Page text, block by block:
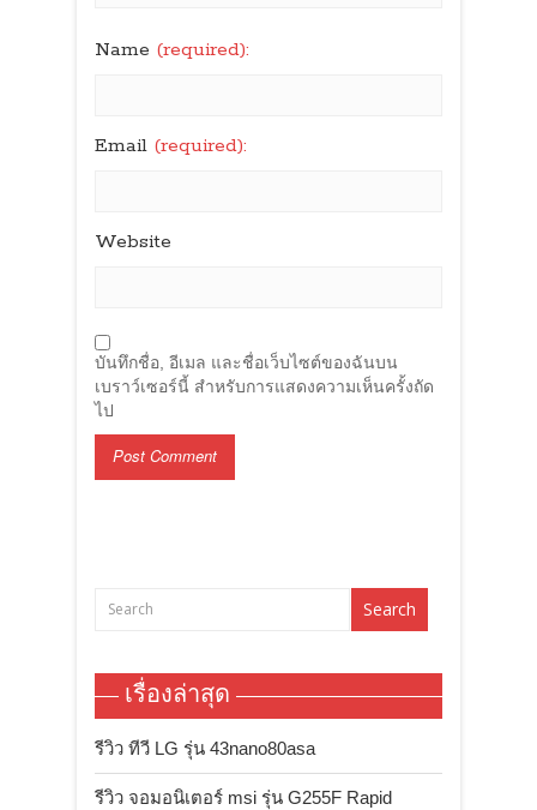
Name (required):
Email (required):
Website
บันทึกชื่อ, อีเมล และชื่อเว็บไซต์ของฉันบน
เบราว์เซอร์นี้ สำหรับการแสดงความเห็นครั้งถัด
ไป
เรื่องล่าสุด
รีวิว ทีวี LG รุ่น 43nano80asa
รีวิว จอมอนิเตอร์ msi รุ่น G255F Rapid